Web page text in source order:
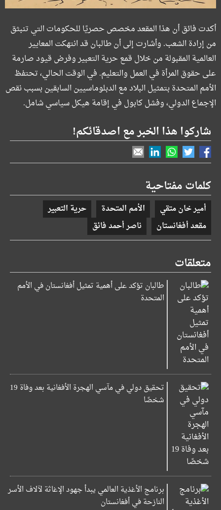
أكدت فائق أن هذا المقعد مخصص حصريًا للحكومات التي تنبثق
من إرادة الشعب. وأشارت إلى أن طالبان قد انتهكت المعايير
العالمية المقبولة من خلال قمع حرية التعبير وفرض قيود صارمة
على حقوق المرأة في العمل والتعليم. في الوقت الحالي، تحتفظ
الأمم المتحدة بتمثيل البلاد مع الدبلوماسيين السابقين بسبب نقص
الإجماع الدولي، وفشل كابول في إقامة هيكل سياسي شامل.
شاركوا هذا الخبر مع اصدقائكم!
كلمات مفتاحية
أمير خان متقي الأمم المتحدة
حرية التعبير
مقعد أفغانستان
ناصر أحمد فائق
متعلقات
طالبان تؤكد على أهمية تمثيل أفغانستان في الأمم
المتحدة
تحقيق دولي في مآسي الهجرة الأفغانية بعد وفاة 19
شخصًا
برنامج الأغذية العالمي يبدأ جهود الإغاثة لآلاف الأسر
النازحة في أفغانستان